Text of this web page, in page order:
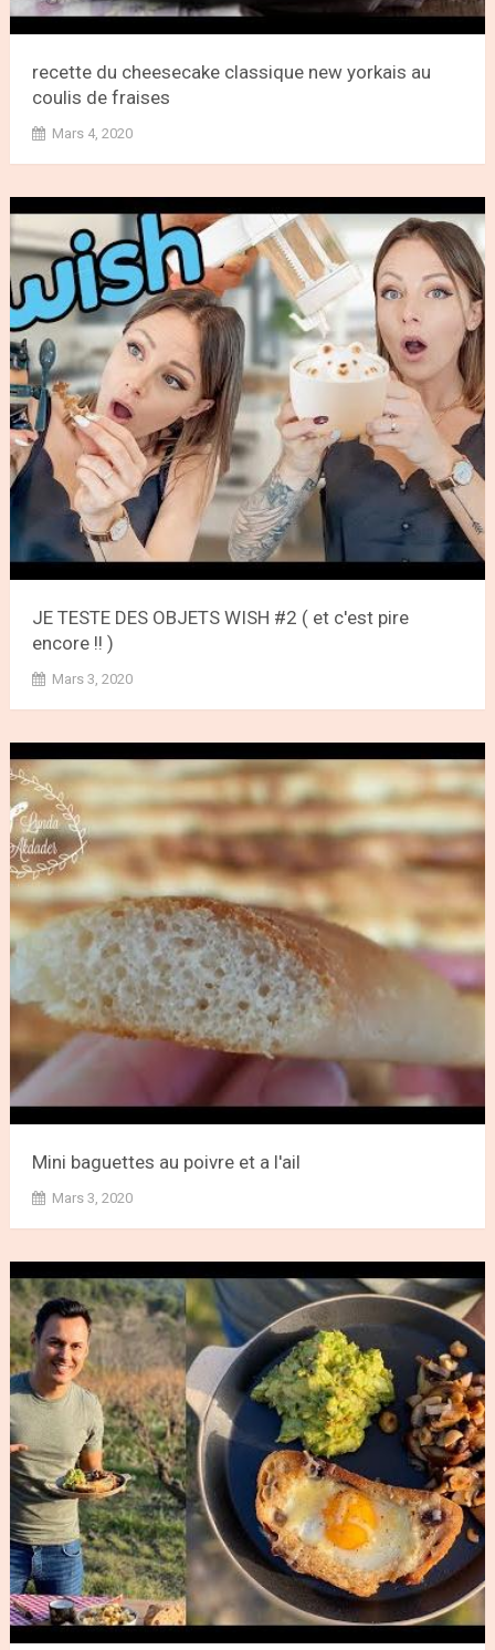
recette du cheesecake classique new yorkais au
coulis de fraises
Mars 4, 2020
JE TESTE DES OBJETS WISH #2 ( et c'est pire
encore !! )
Mars 3, 2020
Mini baguettes au poivre et a l'ail
Mars 3, 2020